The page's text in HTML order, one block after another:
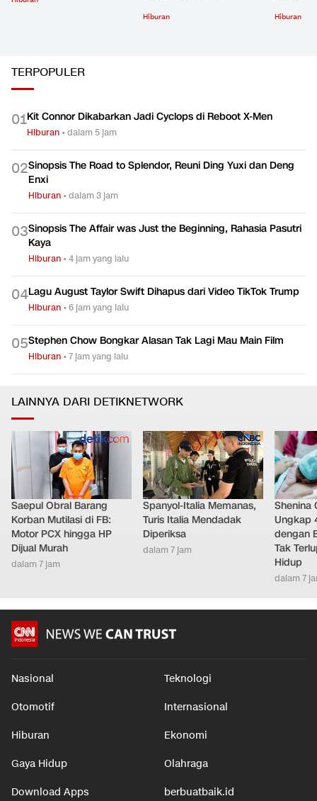
Hiburan Hiburan
TERPOPULER
01Kit Connor Dikabarkan Jadi Cyclops di Reboot X-Men
Hiburan •dalam 5 jam
02Sinopsis The Road to Splendor, Reuni Ding Yuxi dan Deng
Enxi
Hiburan •dalam 3 jam
03Sinopsis The Affair was Just the Beginning, Rahasia Pasutri
Kaya
Hiburan •4 jam yang lalu
04Lagu August Taylor Swift Dihapus dari Video TikTok Trump
Hiburan •6 jam yang lalu
05Stephen Chow Bongkar Alasan Tak Lagi Mau Main Film
Hiburan •7 jam yang lalu
LAINNYA DARI DETIKNETWORK
Saepul Obral Barang
Korban Mutilasi di FB:
Motor PCX hingga HP
Dijual Murah
dalam 7 jam
Spanyol-Italia Memanas,
Turis Italia Mendadak
Diperiksa
dalam 7 jam
Shenina
Ungkap
dengan
Tak
Hidup
dalam 7
Nasional Teknologi
Otomotif Internasional
Hiburan Ekonomi
Gaya Hidup Olahraga
Download Apps berbuatbaik.id